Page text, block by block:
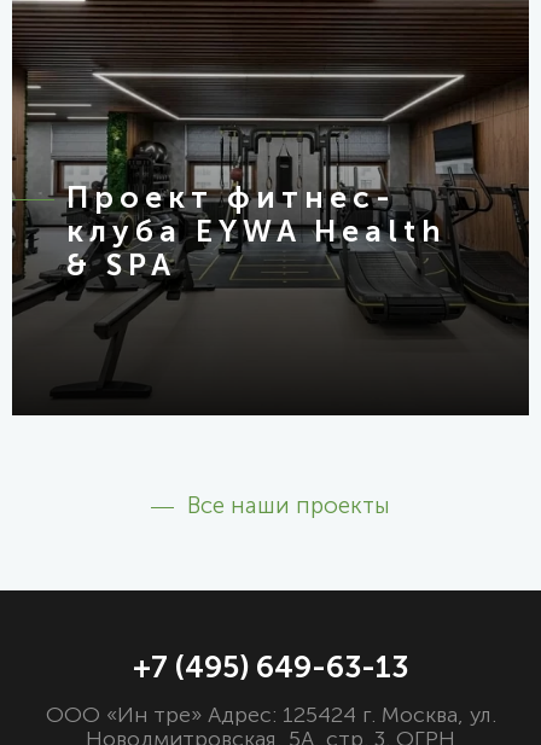
Проект фитнес-
клуба EYWA Health
& SPA
Все наши проекты
+7 (495) 649-63-13
ООО «Ин тре» Адрес: 125424 г. Москва, ул.
Новодмитровская, 5А, стр. 3. ОГРН